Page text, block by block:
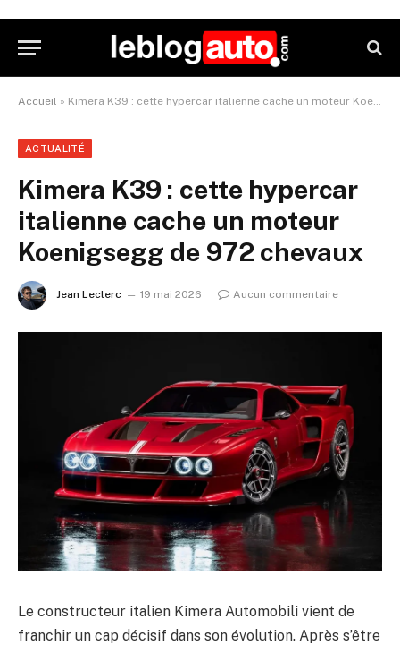
Accueil » Kimera K39 : cette hypercar italienne cache un moteur Koenigsegg de 972 chevaux
ACTUALITÉ
Kimera K39 : cette hypercar
italienne cache un moteur
Koenigsegg de 972 chevaux
Jean Leclerc 19 mai 2026 Aucun commentaire
Le constructeur italien Kimera Automobili vient de
franchir un cap décisif dans son évolution. Après s’être